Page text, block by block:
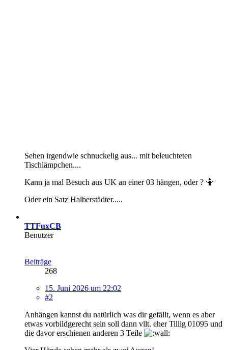
Sehen irgendwie schnuckelig aus... mit beleuchteten
Tischlämpchen....
Kann ja mal Besuch aus UK an einer 03 hängen, oder ? 🤷
Oder ein Satz Halberstädter.....
TTFuxCB
Benutzer
Beiträge
268
15. Juni 2026 um 22:02
#2
Anhängen kannst du natürlich was dir gefällt, wenn es aber
etwas vorbildgerecht sein soll dann vllt. eher Tillig 01095 und
die davor erschienen anderen 3 Teile